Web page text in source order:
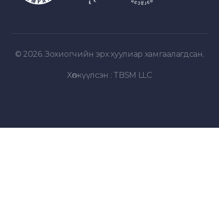
© 2026. Зохиогчийн эрх хуулиар хамгаалагдсан.
Хөгжүүлсэн : TBSM LLC